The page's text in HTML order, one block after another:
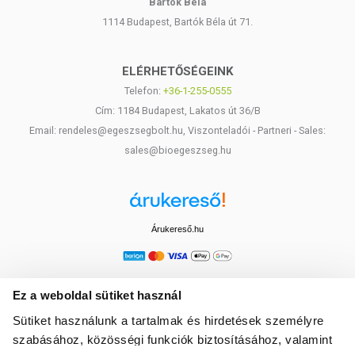
Ez a weboldal sütiket használ
Sütiket használunk a tartalmak és hirdetések személyre
szabásához, közösségi funkciók biztosításához, valamint
Sokszor említettük már, hogy balzsamjaink természetes,
gyógynövényes összetételűek, magas minőségű alkotóelemekből
befolyásolhatja a balzsamok hatékonyságát, hogy hogyan
időben gyakran hangsúlyozzuk, hogy ez egy gyógynövénykúra,
gyógynövény terápia, illóolajkúra.
1114 Budapest, Bartók Béla út 71.
ELÉRHETŐSÉGEINK
Telefon: +36-1-255-0555
Cím: 1184 Budapest, Lakatos út 36/B
Email: rendeles@egeszsegbolt.hu, Viszonteladói - Partneri - Sales:
sales@bioegeszseg.hu
Árukereső.hu